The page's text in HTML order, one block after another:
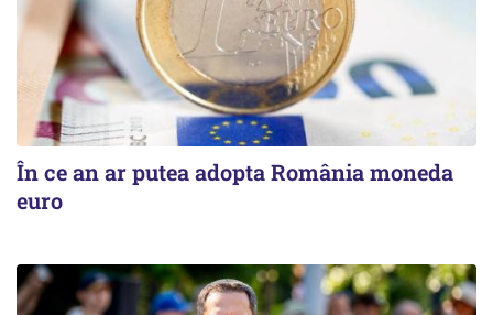
În ce an ar putea adopta România moneda
euro